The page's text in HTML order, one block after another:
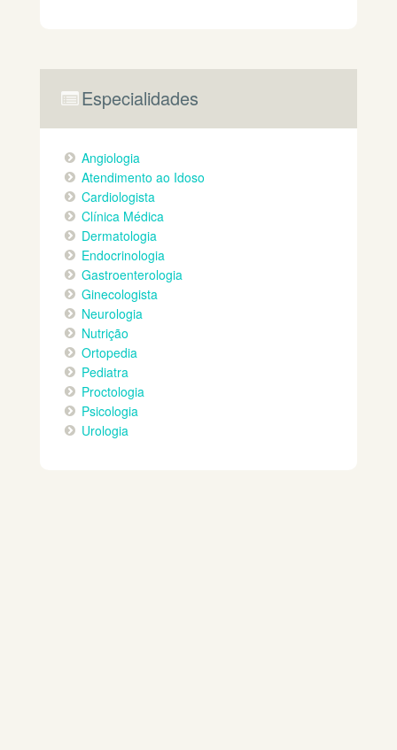
Especialidades
Angiologia
Atendimento ao Idoso
Cardiologista
Clínica Médica
Dermatologia
Endocrinologia
Gastroenterologia
Ginecologista
Neurologia
Nutrição
Ortopedia
Pediatra
Proctologia
Psicologia
Urologia